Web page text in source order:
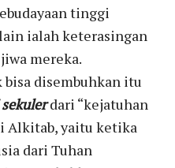
tinggi
ialah keterasingan
mereka.
disembuhkan itu
dari “kejatuhan
Alkitab, yaitu ketika
dari Tuhan